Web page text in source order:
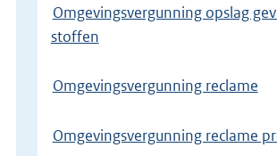
Omgevingsvergunning opslag
stoffen
Omgevingsvergunning reclame
Omgevingsvergunning reclame